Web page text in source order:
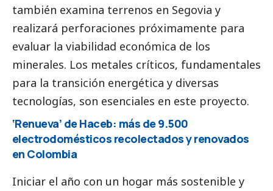
también examina terrenos en Segovia y
realizará perforaciones próximamente para
evaluar la viabilidad económica de los
minerales. Los metales críticos, fundamentales
para la transición energética y diversas
tecnologías, son esenciales en este proyecto.
‘Renueva’ de Haceb: más de 9.500
electrodomésticos recolectados y renovados
en Colombia
Iniciar el año con un hogar más sostenible y